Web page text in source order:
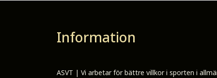
Information
ASVT | Vi arbetar för bättre villkor i sporten i